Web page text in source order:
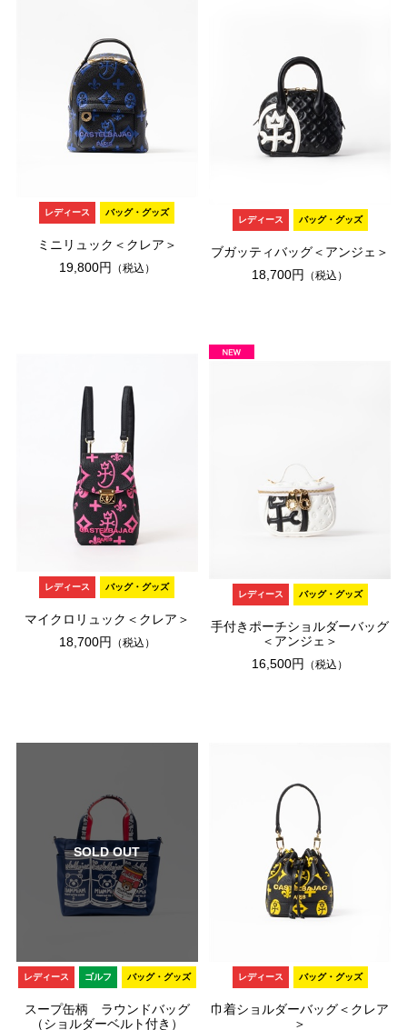
レディース バッグ・グッズ
ミニリュック＜クレア＞
19,800円
（税込）
レディース バッグ・グッズ
ブガッティバッグ＜アンジェ＞
18,700円
（税込）
レディース バッグ・グッズ
マイクロリュック＜クレア＞
18,700円
（税込）
レディース バッグ・グッズ
手付きポーチショルダーバッグ
＜アンジェ＞
16,500円
（税込）
SOLD OUT
レディース ゴルフ バッグ・グッズ
スープ缶柄 ラウンドバッグ
（ショルダーベルト付き）
レディース バッグ・グッズ
巾着ショルダーバッグ＜クレア
＞